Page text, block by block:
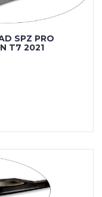
SPZ PRO
T7 2021